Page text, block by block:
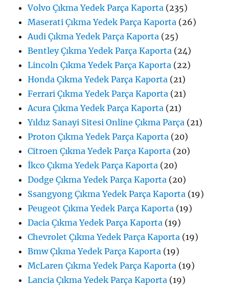
Volvo Çıkma Yedek Parça Kaporta (235)
Maserati Çıkma Yedek Parça Kaporta (26)
Audi Çıkma Yedek Parça Kaporta (25)
Bentley Çıkma Yedek Parça Kaporta (24)
Lincoln Çıkma Yedek Parça Kaporta (22)
Honda Çıkma Yedek Parça Kaporta (21)
Ferrari Çıkma Yedek Parça Kaporta (21)
Acura Çıkma Yedek Parça Kaporta (21)
Yıldız Sanayi Sitesi Online Çıkma Parça (21)
Proton Çıkma Yedek Parça Kaporta (20)
Citroen Çıkma Yedek Parça Kaporta (20)
İkco Çıkma Yedek Parça Kaporta (20)
Dodge Çıkma Yedek Parça Kaporta (20)
Ssangyong Çıkma Yedek Parça Kaporta (19)
Peugeot Çıkma Yedek Parça Kaporta (19)
Dacia Çıkma Yedek Parça Kaporta (19)
Chevrolet Çıkma Yedek Parça Kaporta (19)
Bmw Çıkma Yedek Parça Kaporta (19)
McLaren Çıkma Yedek Parça Kaporta (19)
Lancia Çıkma Yedek Parça Kaporta (19)